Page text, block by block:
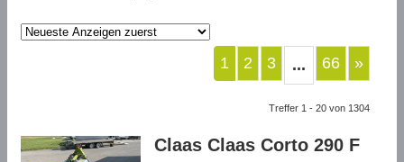
1 2 3 ... 66 »
Treffer 1 - 20 von 1304
Claas Claas Corto 290 F